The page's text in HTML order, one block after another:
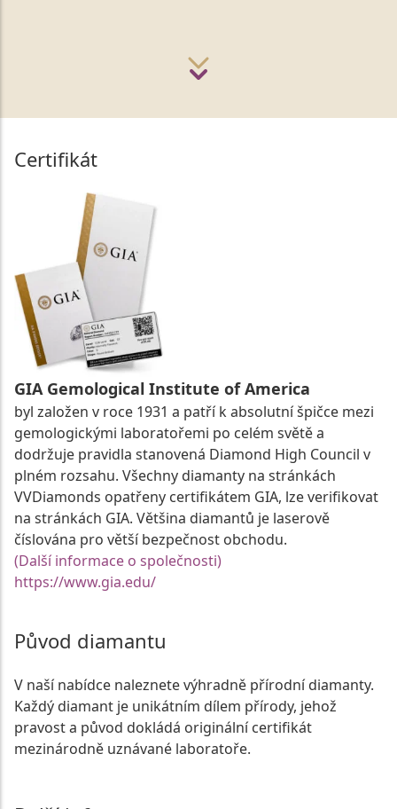
Certifikát
GIA Gemological Institute of America
byl založen v roce 1931 a patří k absolutní špičce mezi
gemologickými laboratořemi po celém světě a
dodržuje pravidla stanovená Diamond High Council v
plném rozsahu. Všechny diamanty na stránkách
VVDiamonds opatřeny certifikátem GIA, lze verifikovat
na stránkách GIA. Většina diamantů je laserově
číslována pro větší bezpečnost obchodu.
(Další informace o společnosti)
https://www.gia.edu/
Původ diamantu
V naší nabídce naleznete výhradně přírodní diamanty.
Každý diamant je unikátním dílem přírody, jehož
pravost a původ dokládá originální certifikát
mezinárodně uznávané laboratoře.